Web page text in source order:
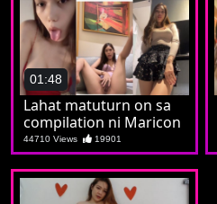
01:48
Lahat matuturn on sa
compilation ni Maricon
44710 Views 19901